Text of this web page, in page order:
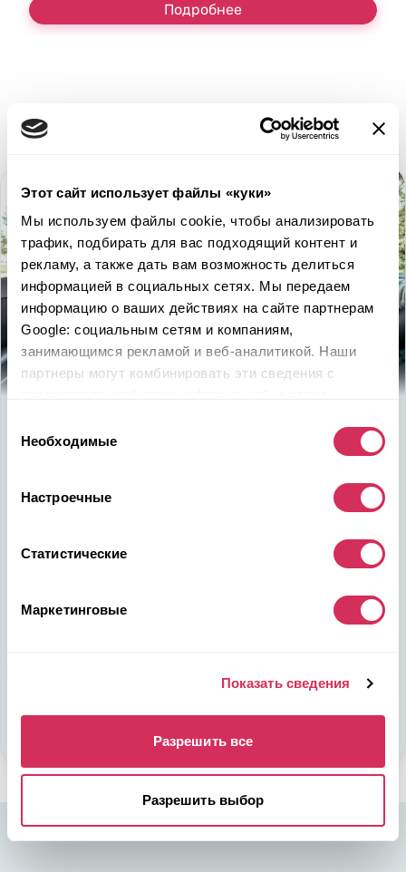
Этот сайт использует файлы «куки»
Мы используем файлы cookie, чтобы анализировать
трафик, подбирать для вас подходящий контент и
рекламу, а также дать вам возможность делиться
информацией в социальных сетях. Мы передаем
информацию о ваших действиях на сайте партнерам
Google: социальным сетям и компаниям,
занимающимся рекламой и веб-аналитикой. Наши
партнеры могут комбинировать эти сведения с
вами их сервисов.
согласия
Необходимые
Настроечные
Статистические
Маркетинговые
Показать сведения
Разрешить все
Разрешить выбор
Подробнее
возможность
быть в выигрыше
Надежность, эффективность и слаженность процессов
откроет перед вами дополнительные перспективы. Кроме
ожидаемого результата, вы получите реальные выгоды.
Внедрение Американского стандарта на авторынке
казахстанцев, чтобы реализовать свой потенциал в
полную силу.